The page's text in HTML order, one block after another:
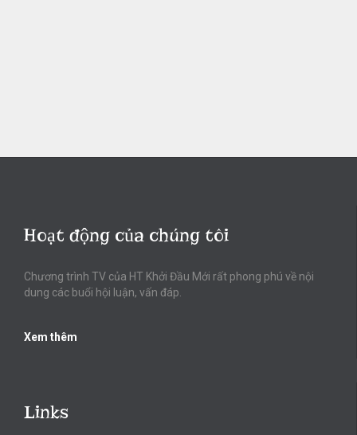
Hoạt động của chúng tôi
Chương trình TV của HT Khởi Đầu Mới rất phong phú về nội
dung các buổi hội luận, vấn đáp.
Xem thêm
Links